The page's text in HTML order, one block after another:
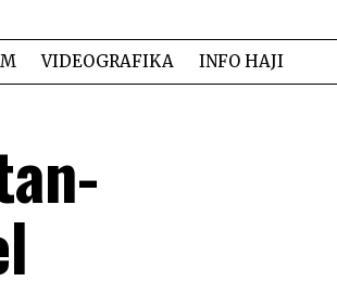
VIDEOGRAFIKA INFO HAJI